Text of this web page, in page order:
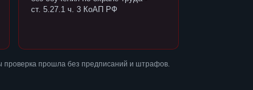
ст. 5.27.1 ч. 3 КоАП РФ
проверка прошла без предписаний и штрафов.